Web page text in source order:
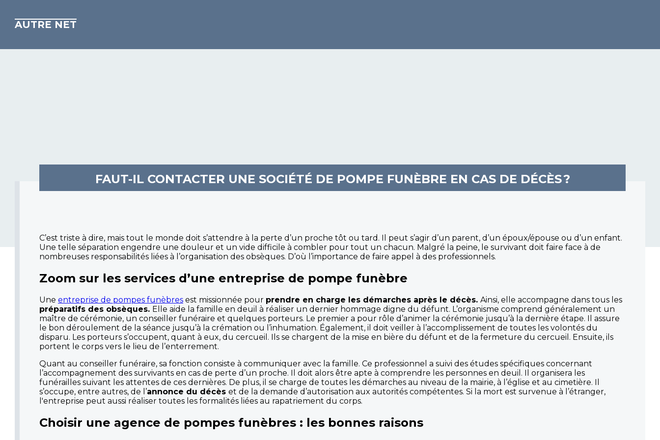
AUTRE NET
FAUT-IL CONTACTER UNE SOCIÉTÉ DE POMPE FUNÈBRE EN CAS DE DÉCÈS ?
C’est triste à dire, mais tout le monde doit s’attendre à la perte d’un proche tôt ou tard. Il peut s’agir d’un parent, d’un époux/épouse ou d’un enfant.
Une telle séparation engendre une douleur et un vide difficile à combler pour tout un chacun. Malgré la peine, le survivant doit faire face à de
nombreuses responsabilités liées à l’organisation des obsèques. D’où l’importance de faire appel à des professionnels.
Zoom sur les services d’une entreprise de pompe funèbre
Une entreprise de pompes funèbres est missionnée pour prendre en charge les démarches après le décès. Ainsi, elle accompagne dans tous les
préparatifs des obsèques. Elle aide la famille en deuil à réaliser un dernier hommage digne du défunt. L’organisme comprend généralement un
maître de cérémonie, un conseiller funéraire et quelques porteurs. Le premier a pour rôle d’animer la cérémonie jusqu’à la dernière étape. Il assure
le bon déroulement de la séance jusqu’à la crémation ou l’inhumation. Également, il doit veiller à l’accomplissement de toutes les volontés du
disparu. Les porteurs s’occupent, quant à eux, du cercueil. Ils se chargent de la mise en bière du défunt et de la fermeture du cercueil. Ensuite, ils
portent le corps vers le lieu de l’enterrement.
Quant au conseiller funéraire, sa fonction consiste à communiquer avec la famille. Ce professionnel a suivi des études spécifiques concernant
l’accompagnement des survivants en cas de perte d’un proche. Il doit alors être apte à comprendre les personnes en deuil. Il organisera les
funérailles suivant les attentes de ces dernières. De plus, il se charge de toutes les démarches au niveau de la mairie, à l’église et au cimetière. Il
s’occupe, entre autres, de l’annonce du décès et de la demande d’autorisation aux autorités compétentes. Si la mort est survenue à l’étranger,
l'entreprise peut aussi réaliser toutes les formalités liées au rapatriement du corps.
Choisir une agence de pompes funèbres : les bonnes raisons